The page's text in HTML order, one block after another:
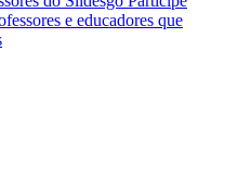
e educadores que